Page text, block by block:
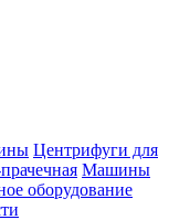
Центрифуги для
Машины
оборудование